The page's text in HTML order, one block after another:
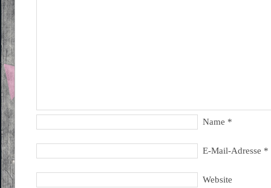
Name *
E-Mail-Adresse *
Website